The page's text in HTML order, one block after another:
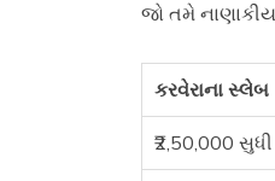
જો તમે
કરવેરાના સ્લેબ
₹2,50,000 સુધી